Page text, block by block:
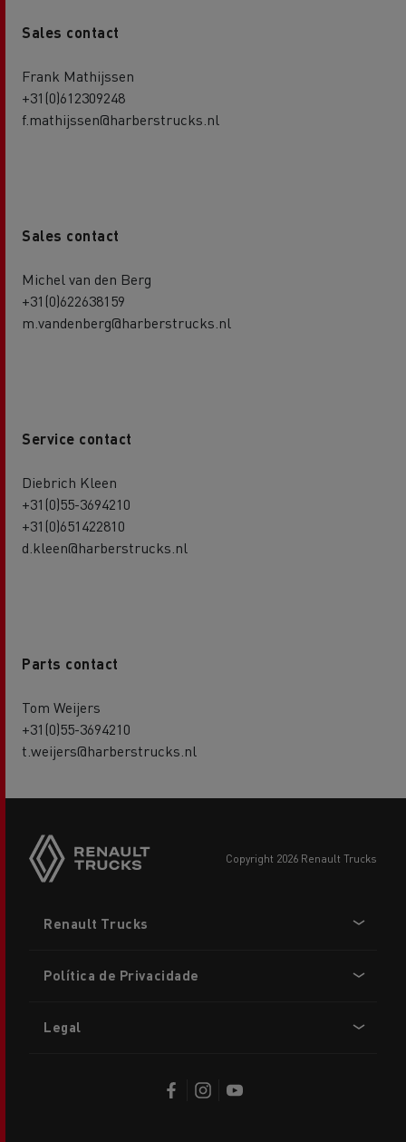
Sales contact
Frank Mathijssen
+31(0)612309248
f.mathijssen@harberstrucks.nl
Sales contact
Michel van den Berg
+31(0)622638159
m.vandenberg@harberstrucks.nl
Service contact
Diebrich Kleen
+31(0)55-3694210
+31(0)651422810
d.kleen@harberstrucks.nl
Parts contact
Tom Weijers
+31(0)55-3694210
t.weijers@harberstrucks.nl
copyright 2026 Renault Trucks
menu
Renault Trucks
Política de Privacidade
Legal